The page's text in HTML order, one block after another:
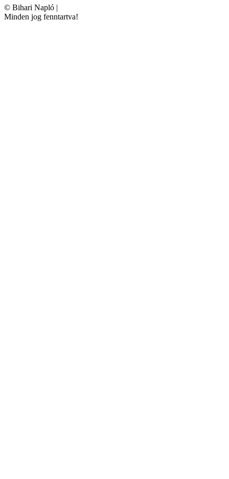
© Bihari Napló |
Minden jog fenntartva!